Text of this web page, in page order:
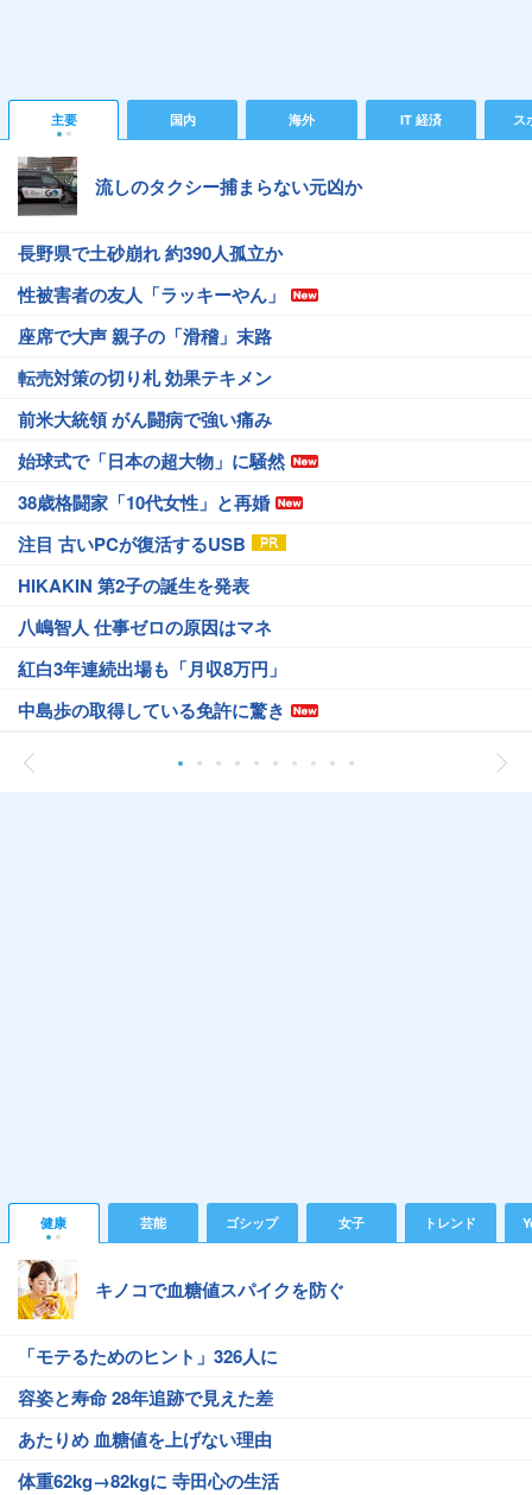
主要 国内 海外 IT 経済 ス
流しのタクシー捕まらない元凶か
長野県で土砂崩れ 約390人孤立か
性被害者の友人「ラッキーやん」
座席で大声 親子の「滑稽」末路
転売対策の切り札 効果テキメン
前米大統領 がん闘病で強い痛み
始球式で「日本の超大物」に騒然
38歳格闘家「10代女性」と再婚
注目 古いPCが復活するUSB
HIKAKIN 第2子の誕生を発表
八嶋智人 仕事ゼロの原因はマネ
紅白3年連続出場も「月収8万円」
中島歩の取得している免許に驚き
健康 芸能 ゴシップ 女子 トレンド
キノコで血糖値スパイクを防ぐ
「モテるためのヒント」326人に
容姿と寿命 28年追跡で見えた差
あたりめ 血糖値を上げない理由
体重62kg→82kgに 寺田心の生活